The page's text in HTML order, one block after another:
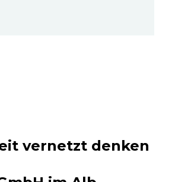
vernetzt denken